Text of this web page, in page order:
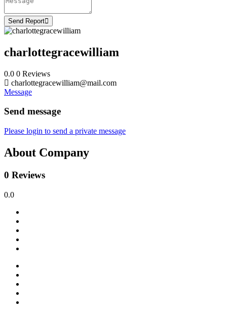
Send Report
charlottegracewilliam
0.0 0 Reviews
charlottegracewilliam@mail.com
Message
Send message
Please login to send a private message
About Company
0 Reviews
0.0